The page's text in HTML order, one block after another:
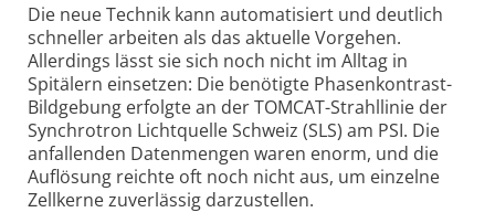
Die neue Technik kann automatisiert und deutlich
schneller arbeiten als das aktuelle Vorgehen.
Allerdings lässt sie sich noch nicht im Alltag in
Spitälern einsetzen: Die benötigte Pha­sen­kon­trast-
Bild­ge­bung erfolgte an der TOMCAT-Strahl­li­nie der
Synchrotron Lichtquelle Schweiz (SLS) am PSI. Die
anfallenden Datenmengen waren enorm, und die
Auflösung reichte oft noch nicht aus, um einzelne
Zellkerne zuverlässig darzustellen.